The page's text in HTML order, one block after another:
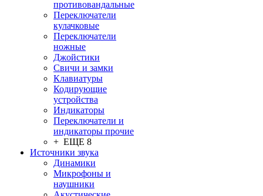
противовандальные
Переключатели
кулачковые
Переключатели
ножные
Джойстики
Свичи и замки
Клавиатуры
Кодирующие
устройства
Индикаторы
Переключатели и
индикаторы прочие
+ ЕЩЕ 8
Источники звука
Динамики
Микрофоны и
наушники